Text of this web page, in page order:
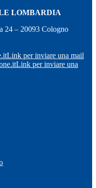
LOMBARDIA
24 – 20093 Cologno
Link per inviare una mail
Link per inviare una